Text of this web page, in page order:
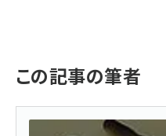
この記事の筆者